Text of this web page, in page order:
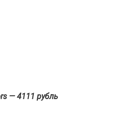
— 4111 рубль